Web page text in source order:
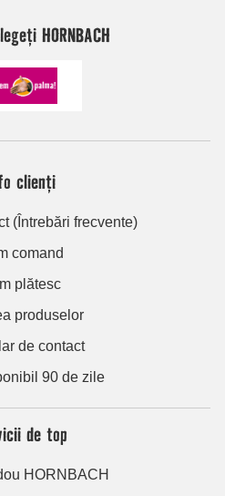
HORNBACH
clienți
(Întrebări frecvente)
comand
plătesc
produselor
de contact
90 de zile
de top
HORNBACH